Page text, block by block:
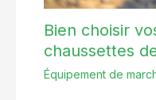
Bien choisir
chaussettes
Équipement de